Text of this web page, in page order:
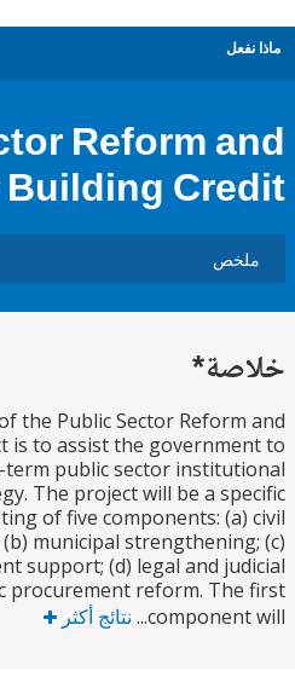
Reform
Building
of the Public Sector
is to assist the
long-term public sector
The project will be a
of five components:
(b) municipal
support; (d) legal and
public procurement reform.
نتائج أكثر